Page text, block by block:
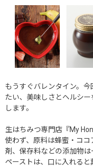
もうすぐバレンタイン。
たい、美味しさとヘルシ
します。
生はちみつ専門店『My
使わず、原料は蜂蜜・コ
剤、保存料などの添加物
ペーストは、口に入れる